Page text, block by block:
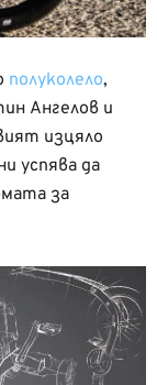
полуколело,
Ангелов и
изцяло
успява да
за